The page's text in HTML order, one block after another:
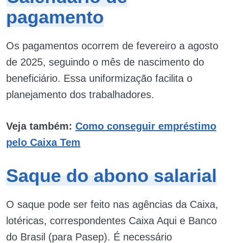
pagamento
Os pagamentos ocorrem de fevereiro a agosto
de 2025, seguindo o mês de nascimento do
beneficiário. Essa uniformização facilita o
planejamento dos trabalhadores.
Veja também: Como conseguir empréstimo
pelo Caixa Tem
Saque do abono salarial
O saque pode ser feito nas agências da Caixa,
lotéricas, correspondentes Caixa Aqui e Banco
do Brasil (para Pasep). É necessário